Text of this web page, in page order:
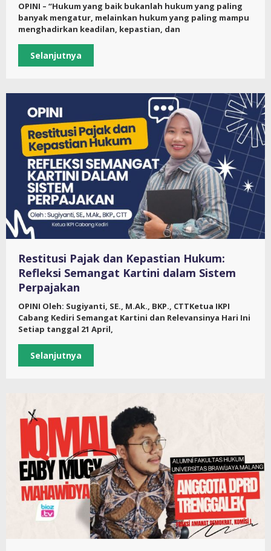
OPINI – “Hukum yang baik bukanlah hukum yang paling
banyak mengatur, melainkan hukum yang paling mampu
menghadirkan keadilan, kepastian, dan
Selanjutnya
Restitusi Pajak dan Kepastian Hukum:
Refleksi Semangat Kartini dalam Sistem
Perpajakan
OPINI Oleh: Sugiyanti, SE., M.Ak., BKP., CTTKetua IKPI
Cabang Kediri Semangat Kartini dan Relevansinya Hari Ini
Setiap tanggal 21 April,
Selanjutnya